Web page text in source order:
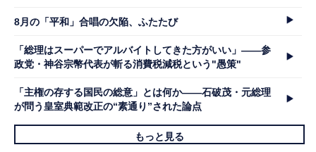
8月の「平和」合唱の欠陥、ふたたび
「総理はスーパーでアルバイトしてきた方がいい」――参
政党・神谷宗幣代表が斬る消費税減税という"愚策"
「主権の存する国民の総意」とは何か――石破茂・元総理
が問う皇室典範改正の“素通り”された論点
もっと見る